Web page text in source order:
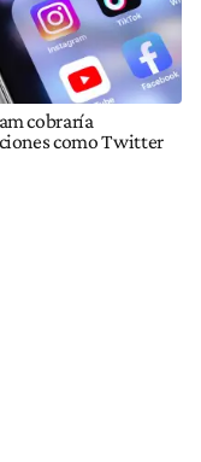
cobraría
como Twitter